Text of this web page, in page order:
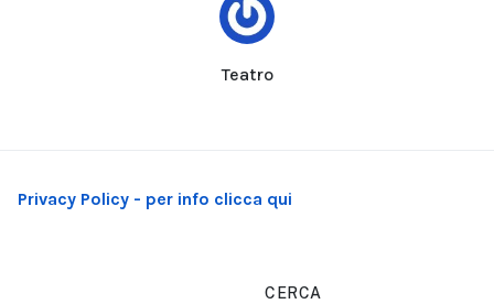
Teatro
Privacy Policy - per info clicca qui
CERCA